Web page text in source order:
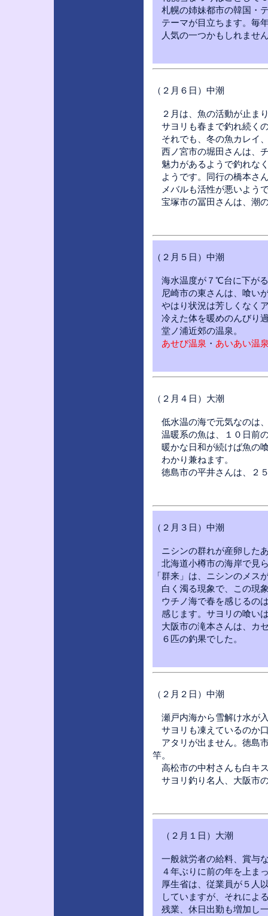
札幌の姉妹都市の韓国・
テーマが目立ちます。毎
人気の一つかもしれませ
（２月６日）中潮
２月は、魚の活動が止ま
サヨリも春まで釣れ続く
それでも、冬の魚カレイ
西ノ宮市の堀田さんは、
魅力があるようで釣れな
ようです。同行の橋本さ
メバルも活性が悪いよう
宝塚市の冨田さんは、潮
（２月５日）中潮
海水温度が７℃台に下がる
尼崎市の東さんは、喰い
やはり状況は芳しくなく
冷えた体を暖めのんびり
堂ノ浦近郊の温泉。
あせび温泉 ・ あいあい温
（２月４日）大潮
低水温の海で元気なのは
温暖系の魚は、１０日前
暖かな日和が続けば魚の
わかり兼ねます。
徳島市の平井さんは、２
（２月３日）中潮
ニシンの群れが産卵した
北海道小樽市の海岸で見
「群来」は、ニシンのメス
白く濁る現象で、この現
ウチノ海で春を感じるの
感じます。サヨリの喰い
大阪市の滝本さんは、カ
６匹の釣果でした。
（２月２日）中潮
瀬戸内海から雪解け水が
サヨリも凍えているのか
アタリが出ません。徳島
竿。
高松市の中村さんも白キ
サヨリ釣り名人、大阪市
（２月１日）大潮
一般就労者の給料、賞与
４年ぶりに前の年を上ま
厚生省は、従業員が５人
していますが、それによ
残業、休日出勤も増加し